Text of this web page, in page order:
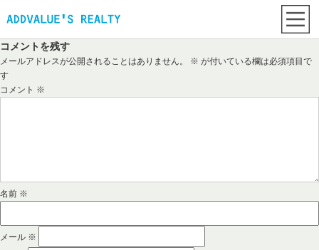
コメントを残す
メールアドレスが公開されることはありません。 ※ が付いている欄は必須項目で
す
コメント ※
名前 ※
メール ※